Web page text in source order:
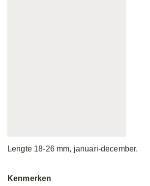
Lengte 18-26 mm, januari-december.
Kenmerken